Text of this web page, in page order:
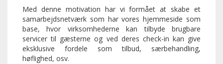
Med denne motivation har vi formået at skabe et
samarbejdsnetværk som har vores hjemmeside som
base, hvor virksomhederne kan tilbyde brugbare
servicer til gæsterne og ved deres check-in kan give
eksklusive fordele som tilbud, særbehandling,
høflighed, osv.